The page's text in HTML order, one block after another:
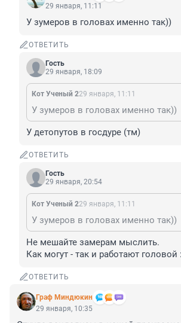
29 января, 11:11
У зумеров в головах именно так))
ОТВЕТИТЬ
Гость
29 января, 18:09
Кот Ученый 229 января, 11:11
У зумеров в головах именно так))
У детопутов в госдуре (тм)
ОТВЕТИТЬ
Гость
29 января, 20:54
Кот Ученый 229 января, 11:11
У зумеров в головах именно так))
Не мешайте замерам мыслить.
Как могут - так и работают головой
ОТВЕТИТЬ
Граф Миндюкин
29 января, 10:35